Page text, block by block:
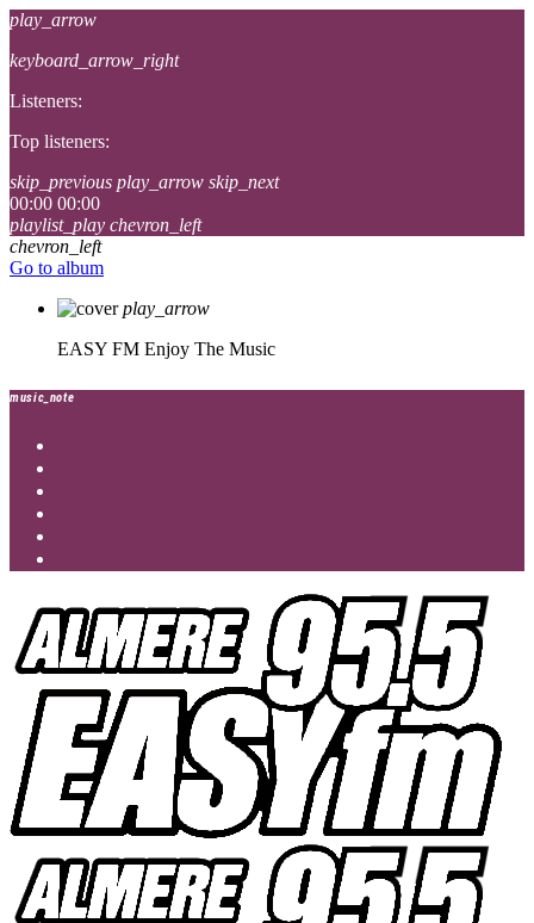
play_arrow
keyboard_arrow_right
Listeners:
Top listeners:
skip_previous play_arrow skip_next
00:00 00:00
playlist_play chevron_left
chevron_left
Go to album
play_arrow
EASY FM Enjoy The Music
music_note